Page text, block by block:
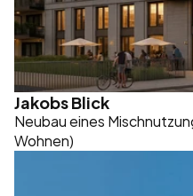
Jakobs Blick
Neubau eines
Wohnen)